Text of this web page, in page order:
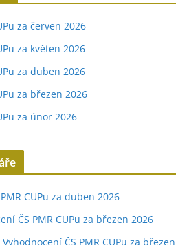
za červen 2026
za květen 2026
za duben 2026
za březen 2026
za únor 2026
CUPu za duben 2026
ČS PMR CUPu za březen 2026
Vyhodnocení ČS PMR CUPu za březen